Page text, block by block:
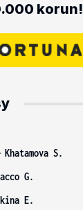
korun!
Khatamova S.
G.
E.